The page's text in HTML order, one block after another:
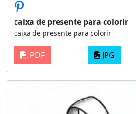
caixa de presente para colorir
caixa de presente para colorir
PDF JPG